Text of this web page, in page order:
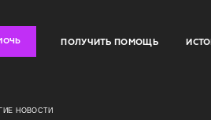
ПОЛУЧИТЬ ПОМОЩЬ
НОВОСТИ